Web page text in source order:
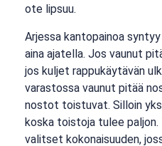
ote lipsuu.
Arjessa kantopainoa
aina ajatella. Jos vaunut
jos kuljet rappukäytävän
varastossa vaunut pitää
nostot toistuvat. Silloin
koska toistoja tulee
valitset kokonaisuuden,